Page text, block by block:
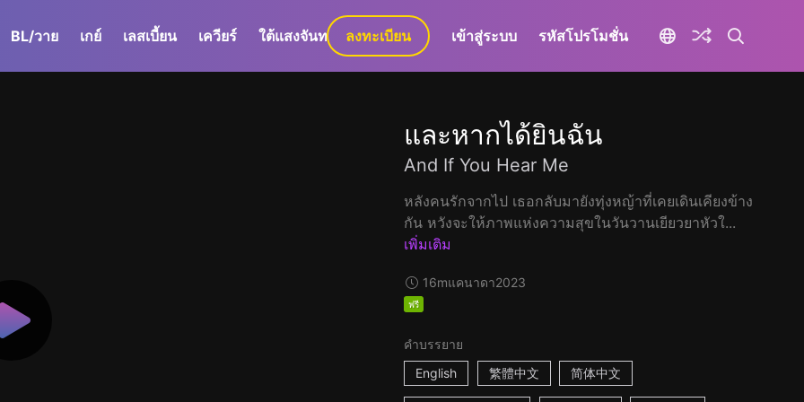
BL/วาย เกย์ เลสเบี้ยน เควียร์ ใต้แสงจันทร์ GaLa+
ลงทะเบียน เข้าสู่ระบบ รหัสโปรโมชั่น
และหากได้ยินฉัน
And If You Hear Me
หลังคนรักจากไป เธอกลับมายังทุ่งหญ้าที่เคยเดินเคียงข้าง
กัน หวังจะให้ภาพแห่งความสุขในวันวานเยียวยาหัวใ...
เพิ่มเติม
16mแคนาดา2023
ฟรี
คำบรรยาย
English
繁體中文 简体中文